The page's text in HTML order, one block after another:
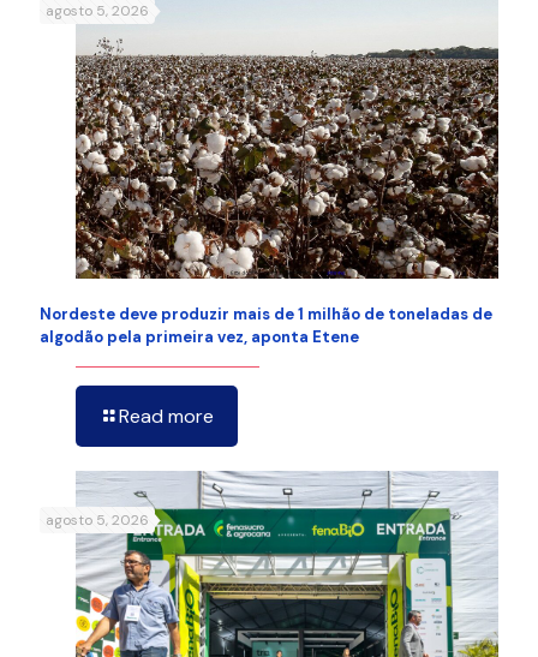
agosto 5, 2026
Nordeste deve produzir mais de 1 milhão de toneladas de
algodão pela primeira vez, aponta Etene
Read more
agosto 5, 2026